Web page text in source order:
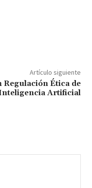
Artículo siguiente
Regulación Ética de
Artificial